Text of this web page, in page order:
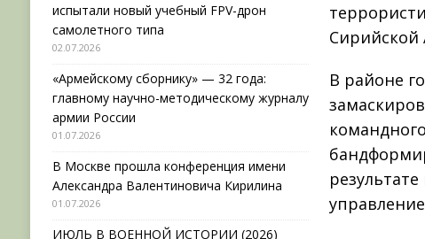
Сирийской
В районе
испытали новый учебный FPV-дрон
самолетного типа
02.07.2026
«Армейскому сборнику» — 32 года:
главному научно-методическому журналу
армии России
01.07.2026
В Москве прошла конференция имени
Александра Валентиновича Кирилина
01.07.2026
ИЮЛЬ В ВОЕННОЙ ИСТОРИИ (2026)